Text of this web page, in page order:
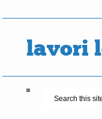
lavori